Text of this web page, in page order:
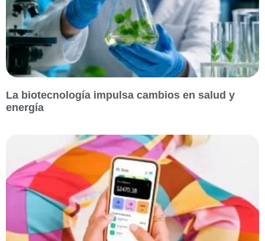
La biotecnología impulsa cambios en salud y
energía